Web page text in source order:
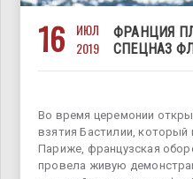
16
ИЮЛ
2019
ФРАНЦИЯ
СПЕЦНАЗ
Во время церемонии
взятия Бастилии,
Париже, французская
провела живую